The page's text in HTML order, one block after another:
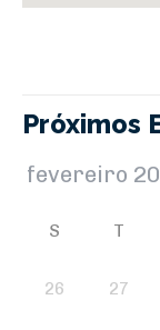
Próximos
S T
26 27